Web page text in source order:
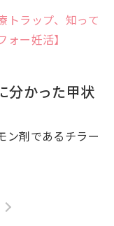
トラップ、知って
ー妊活】
分かった甲状
ン剤であるチラー